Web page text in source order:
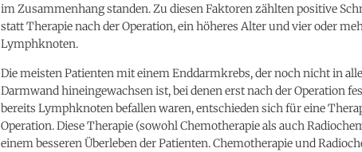
im Zusammenhang standen. Zu diesen Faktoren zählten positive
statt Therapie nach der Operation, ein höheres Alter und vier oder
Lymphknoten.
Die meisten Patienten mit einem Enddarmkrebs, der noch nicht in
Darmwand hineingewachsen ist, bei denen erst nach der Operation
bereits Lymphknoten befallen waren, entschieden sich für eine
Operation. Diese Therapie (sowohl Chemotherapie als auch
einem besseren Überleben der Patienten. Chemotherapie und